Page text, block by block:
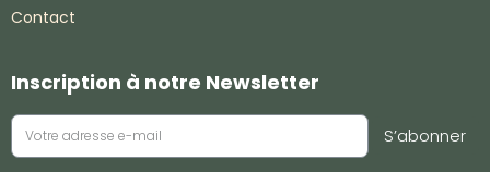
Contact
Inscription à notre Newsletter
S’abonner